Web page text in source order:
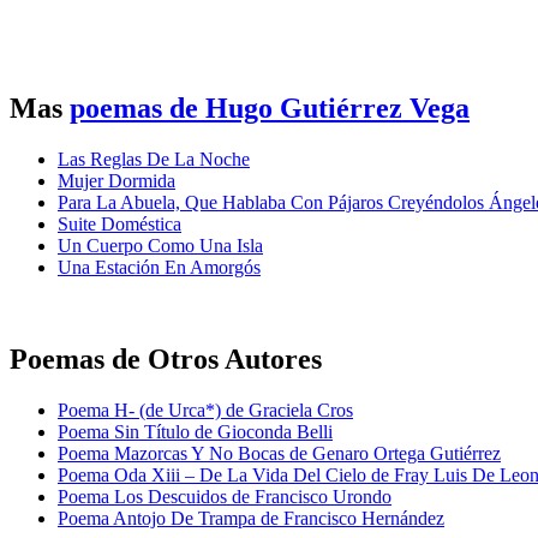
Mas poemas de Hugo Gutiérrez Vega
Las Reglas De La Noche
Mujer Dormida
Para La Abuela, Que Hablaba Con Pájaros Creyéndolos
Suite Doméstica
Un Cuerpo Como Una Isla
Una Estación En Amorgós
Poemas de Otros Autores
Poema H- (de Urca*) de Graciela Cros
Poema Sin Título de Gioconda Belli
Poema Mazorcas Y No Bocas de Genaro Ortega Gutiérrez
Poema Oda Xiii – De La Vida Del Cielo de Fray Luis De Leon
Poema Los Descuidos de Francisco Urondo
Poema Antojo De Trampa de Francisco Hernández